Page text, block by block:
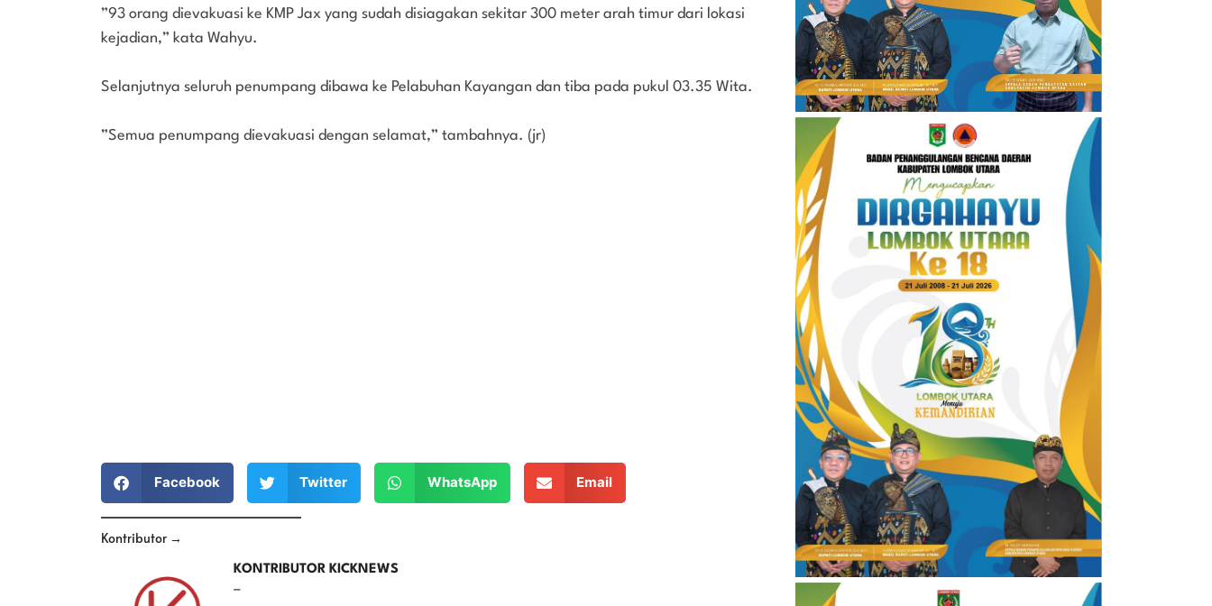
”93 orang dievakuasi ke KMP Jax yang sudah disiagakan sekitar 300 meter arah timur dari lokasi
kejadian,” kata Wahyu.
Selanjutnya seluruh penumpang dibawa ke Pelabuhan Kayangan dan tiba pada pukul 03.35 Wita.
”Semua penumpang dievakuasi dengan selamat,” tambahnya. (jr)
Facebook Twitter WhatsApp Email
Kontributor →
KONTRIBUTOR KICKNEWS
–